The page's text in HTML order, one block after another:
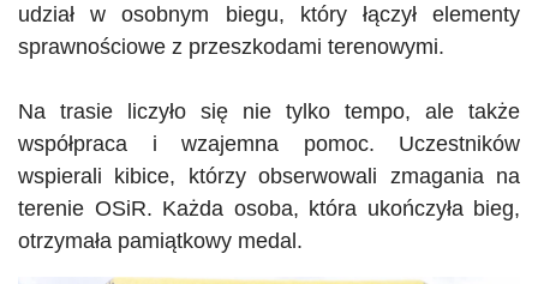
udział w osobnym biegu, który łączył elementy
sprawnościowe z przeszkodami terenowymi.
Na trasie liczyło się nie tylko tempo, ale także
współpraca i wzajemna pomoc. Uczestników
wspierali kibice, którzy obserwowali zmagania na
terenie OSiR. Każda osoba, która ukończyła bieg,
otrzymała pamiątkowy medal.